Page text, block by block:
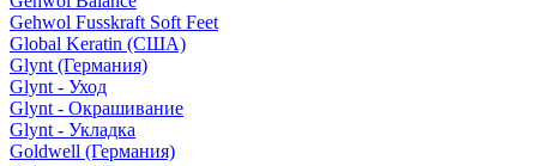
Gehwol Fusskraft Soft Feet
Global Keratin (США)
Glynt (Германия)
Glynt - Уход
Glynt - Окрашивание
Glynt - Укладка
Goldwell (Германия)